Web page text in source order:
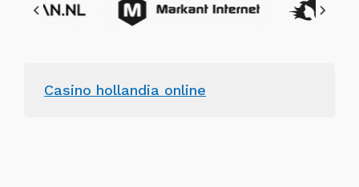
Casino hollandia online